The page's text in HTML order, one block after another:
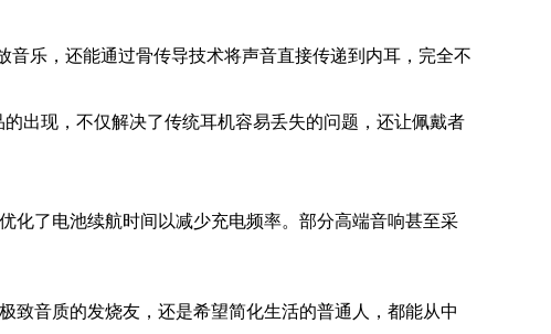
乐，还能通过骨传导技术将声音直接传递到内耳，完全不
出现，不仅解决了传统耳机容易丢失的问题，还让佩戴者
化了电池续航时间以减少充电频率。部分高端音响甚至采
致音质的发烧友，还是希望简化生活的普通人，都能从中